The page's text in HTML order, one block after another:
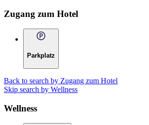
Zugang zum Hotel
Parkplatz
Back to search by Zugang zum Hotel
Skip search by Wellness
Wellness